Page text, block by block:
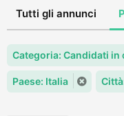
Tutti gli annunci
Categoria: Candidati in
Paese: Italia